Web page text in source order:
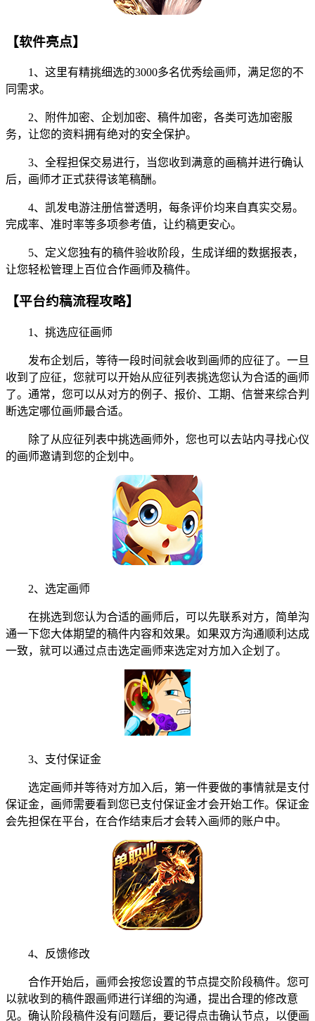
【软件亮点】
1、这里有精挑细选的3000多名优秀绘画师，满足您的不
同需求。
2、附件加密、企划加密、稿件加密，各类可选加密服
务，让您的资料拥有绝对的安全保护。
3、全程担保交易进行，当您收到满意的画稿并进行确认
后，画师才正式获得该笔稿酬。
4、凯发电游注册信誉透明，每条评价均来自真实交易。
完成率、准时率等多项参考值，让约稿更安心。
5、定义您独有的稿件验收阶段，生成详细的数据报表，
让您轻松管理上百位合作画师及稿件。
【平台约稿流程攻略】
1、挑选应征画师
发布企划后，等待一段时间就会收到画师的应征了。一旦
收到了应征，您就可以开始从应征列表挑选您认为合适的画师
了。通常，您可以从对方的例子、报价、工期、信誉来综合判
断选定哪位画师最合适。
除了从应征列表中挑选画师外，您也可以去站内寻找心仪
的画师邀请到您的企划中。
2、选定画师
在挑选到您认为合适的画师后，可以先联系对方，简单沟
通一下您大体期望的稿件内容和效果。如果双方沟通顺利达成
一致，就可以通过点击选定画师来选定对方加入企划了。
3、支付保证金
选定画师并等待对方加入后，第一件要做的事情就是支付
保证金，画师需要看到您已支付保证金才会开始工作。保证金
会先担保在平台，在合作结束后才会转入画师的账户中。
4、反馈修改
合作开始后，画师会按您设置的节点提交阶段稿件。您可
以就收到的稿件跟画师进行详细的沟通，提出合理的修改意
见。确认阶段稿件没有问题后，要记得点击确认节点，以便画